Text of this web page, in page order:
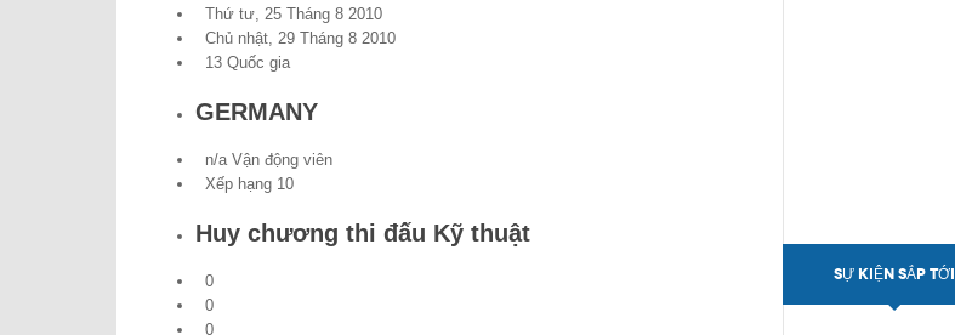
Thứ tư, 25 Tháng 8 2010
Chủ nhật, 29 Tháng 8 2010
13 Quốc gia
GERMANY
n/a Vận động viên
Xếp hạng 10
Huy chương thi đấu Kỹ thuật
0
0
0
SỰ KIỆN SẮP TỚI